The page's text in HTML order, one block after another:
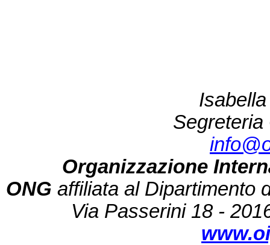
Segreteria
Organizzazione
ONG affiliata al Dipartimento
Via Passerini 18 -